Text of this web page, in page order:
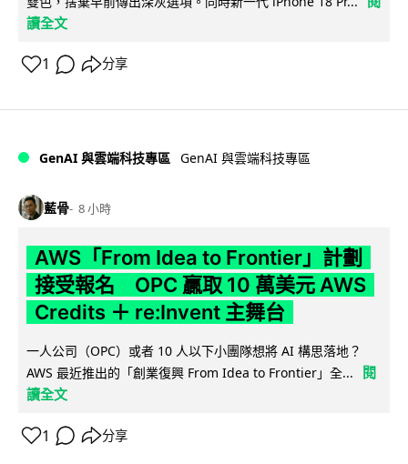
讀全文
1 分享
GenAI 與雲端科技專區 GenAI 與雲端科技專區
藍骨 8 小時
AWS「From Idea to Frontier」計劃
接受報名 OPC 贏取 10 萬美元 AWS
Credits ＋ re:Invent 主舞台
一人公司（OPC）或者 10 人以下小團隊想將 AI 構思落地？
AWS 最近推出的「創業復興 From Idea to Frontier」全...
閱
讀全文
1 分享